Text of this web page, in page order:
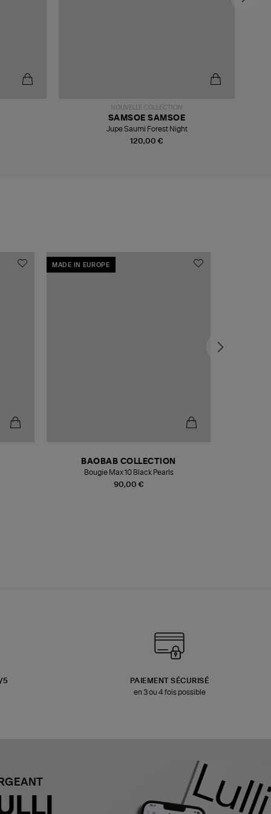
NOUVELLE COLLECTION
120,00 €
SAMSOE SAMSOE
Jupe Saumi Forest Night
MADE IN EUROPE
90,00 €
BAOBAB COLLECTION
Bougie Max 10 Black Pearls
5
PAIEMENT SÉCURISÉ
en 3 ou 4 fois possible